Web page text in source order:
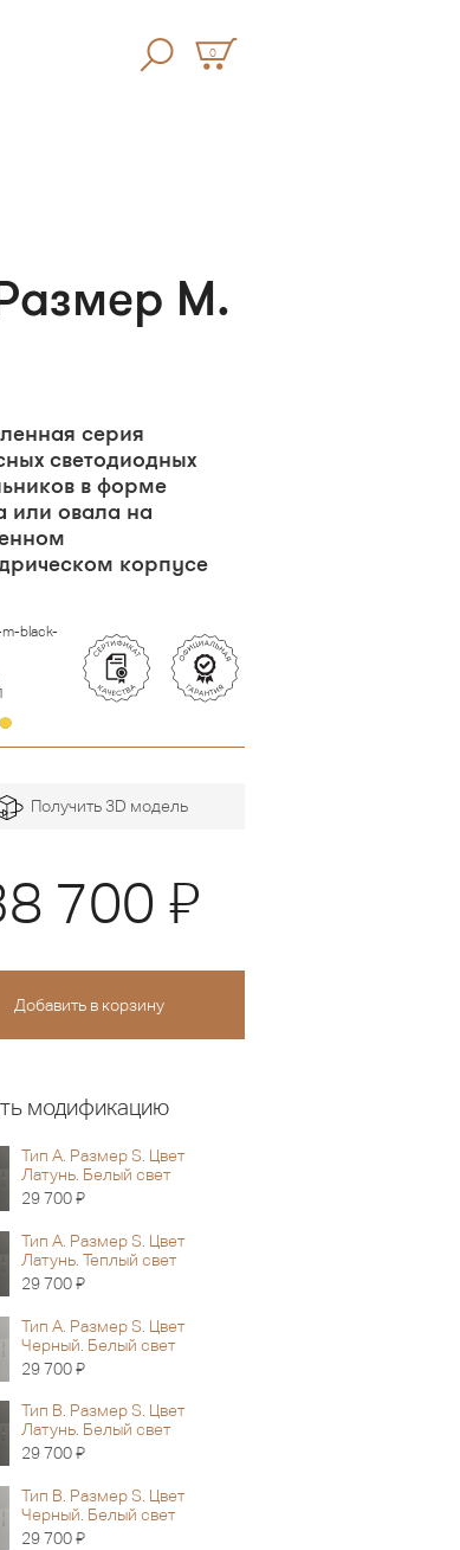
0
M.
серия
светодиодных
в форме
или овала на
корпусе
black-
Получить 3D модель
700 Я
модификацию
Тип А. Размер S. Цвет
Латунь. Белый свет
29 700Я
Тип А. Размер S. Цвет
Латунь. Теплый свет
29 700Я
Тип А. Размер S. Цвет
Черный. Белый свет
29 700Я
Тип B. Размер S. Цвет
Латунь. Белый свет
29 700Я
Тип B. Размер S. Цвет
Черный. Белый свет
29 700Я